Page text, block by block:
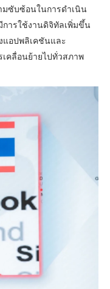
มซับซ้อนในการดำเนิน
การใช้งานดิจิทัลเพิ่มขึ้น
แอปพลิเคชันและ
คลื่อนย้ายไปทั่วสภาพ